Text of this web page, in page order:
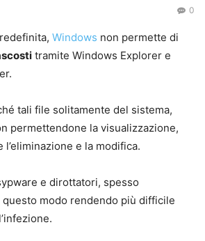
0
Windows non permette di
tramite Windows Explorer e
tali file solitamente del sistema,
permettendone la visualizzazione,
e la modifica.
e dirottatori, spesso
modo rendendo più difficile